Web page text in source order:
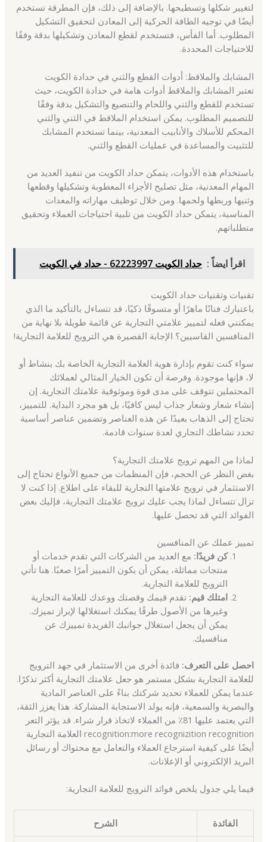
لتغيير شكلها وتسطيحها. بالإضافة إلى ذلك، فإن المطرقة تستخدم
أيضًا في توجيه الطاقة الحركية إلى المعادن لتحقيق التشكيل
المطلوب. أما الفأس، فتستخدم لقطع المعادن وتشكيلها بدقة وفقًا
للاحتياجات المحددة.
المشابك والملاقط: أدوات القطع والثني في حدادة الكويت
تعتبر المشابك والملاقط أدوات هامة في حدادة الكويت، حيث
تستخدم للقطع والثني واللحام والتنصيع والتشكيل بدقة وفقًا
للتصميم المطلوب. يمكن استخدام الملاقط في الثني والثني
المحكم للأسلاك والأنابيب المعدنية، بينما تستخدم المشابك
للتثبيت والمساعدة في عمليات القطع والثني.
باستخدام هذه الأدوات، يتمكن حداد الكويت من تنفيذ العديد من
المهام المعدنية، مثل تصليح الأجزاء المعطوبة وتشكيلها وقطعها
وثنيها وربطها ولحمها. ومن خلال توظيف مهاراته والمعدات
المناسبة، يتمكن حداد الكويت من تلبية احتياجات العملاء وتحقيق
متطلباتهم.
اقرأ ايضاً : حداد الكويت 62223997 - حداد في الكويت
تقنيات وتقنيات حداد الكويت
باعتبارك فنانًا ماهرًا أو متسوقًا ذكيًا، قد تتساءل بالتأكيد ما الذي
يمكنني فعله لتمييز علامتي التجارية عن قائمة طويلة بلا نهاية من
المنافسين القاسيين؟ الإجابة القصيرة هي الترويج للعلامة التجارية!
سواء كنت تقوم بإدارة هوية العلامة التجارية الخاصة بك بنشاط أو
لا، فإنها موجودة. وفرصة أن تكون الخيار المثالي لعملائك
المحتملين تتوقف على مدى قوة وموثوقية علامتك التجارية. إن
إنشاء شعار وشعار جذاب ليس كافيًا، بل هو مجرد البداية. للتمييز،
تحتاج إلى الذهاب بعيدًا عن هذه العناصر وتضمين عناصر أساسية
تحدد نشاطك التجاري لعدة سنوات قادمة.
لماذا من المهم ترويج علامتك التجارية؟
بغض النظر عن الحجم، فإن المنظمات من جميع الأنواع تحتاج إلى
الاستثمار في ترويج علامتها التجارية للبقاء على اطلاع. إذا كنت لا
تزال تتساءل لماذا يجب عليك ترويج علامتك التجارية، فإليك بعض
الفوائد التي قد تحصل عليها.
تمييز عملك عن المنافسين
كن فريدًا: مع العديد من الشركات التي تقدم خدمات أو
منتجات مماثلة، يمكن أن يكون التمييز أمرًا صعبًا. هنا تأتي
الترويج للعلامة التجارية.
امتلك قيم: تقدم قيمك وقصتك ووعدك للعلامة التجارية
وغيرها من الأصول طرقًا يمكنك استغلالها لإبراز تميزك.
يمكن أن يجعل استغلال جوانبك الفريدة تمييزك عن
منافسيك.
احصل على التعرف: فائدة أخرى من الاستثمار في جهد الترويج
للعلامة التجارية بشكل مستمر هو جعل علامتك التجارية أكثر تذكرًا.
عندما يمكن للعملاء تحديد شركتك بناءً على العناصر المادية
والبصرية والسمعية، فإنه يولد الاستجابة المشاركة. هذا يعزز الثقة،
التي يعتمد عليها 81٪ من العملاء لاتخاذ قرار شراء. قد يؤثر التعر
recognition:more recognizition recognition العلامة التجارية
أيضًا على كيفية استرجاع العملاء والتعامل مع محتواك أو رسائل
البريد الإلكتروني أو الإعلانات.
فيما يلي جدول يلخص فوائد الترويج للعلامة التجارية:
الفائدة الشرح